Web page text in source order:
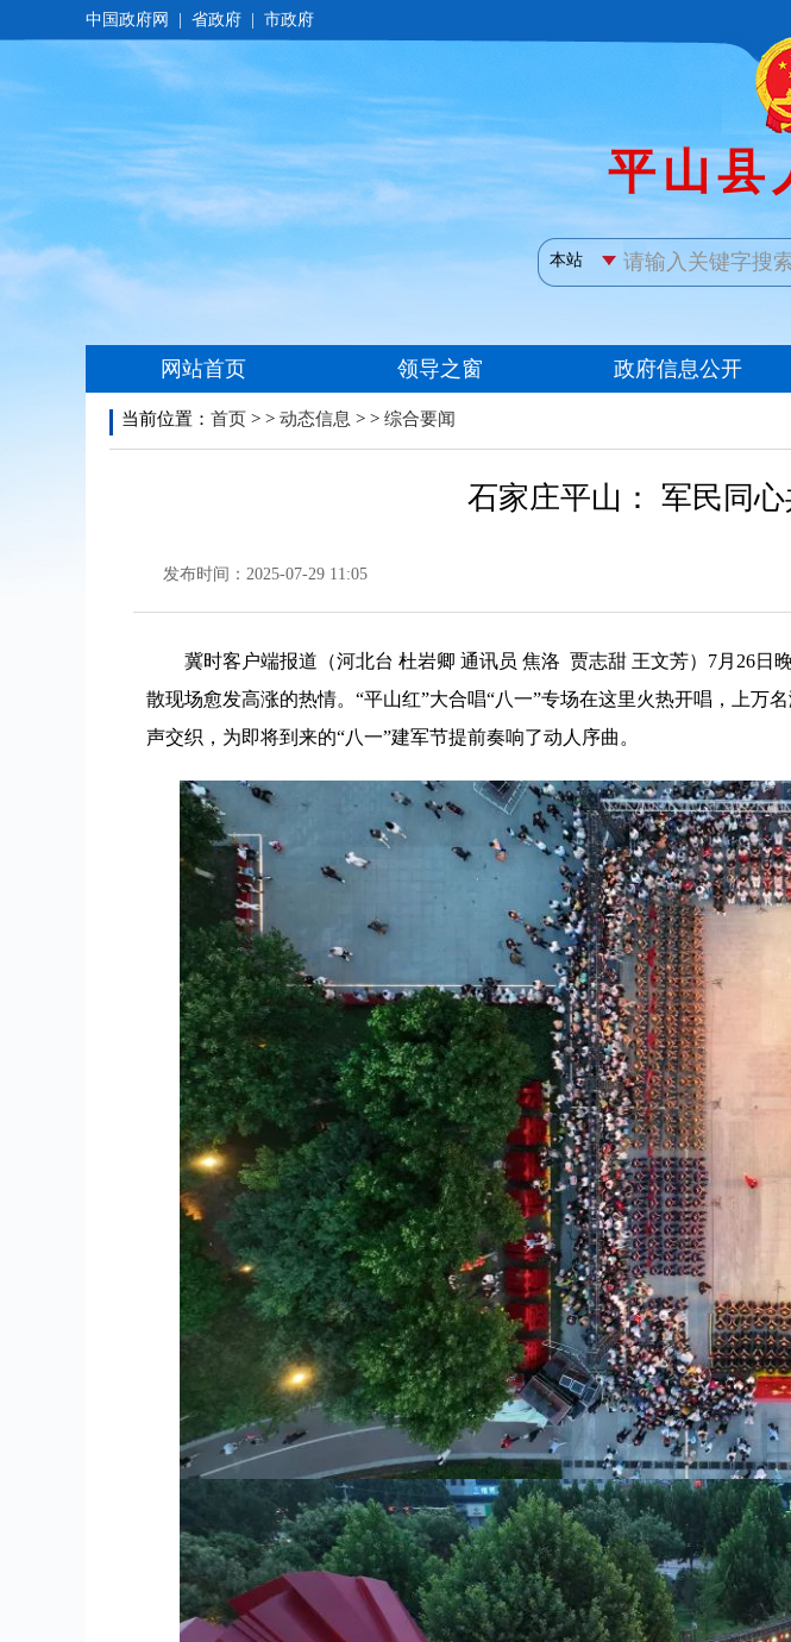
当前位置： 首页 > > 动态信息 > > 综合要闻
石家庄平山： 军民同
发布时间：2025-07-29 11:05
冀时客户端报道（河北台 杜岩卿 通讯员 焦洛 贾志甜 王文芳）7月26日
散现场愈发高涨的热情。“平山红”大合唱“八一”专场在这里火热开唱，上
声交织，为即将到来的“八一”建军节提前奏响了动人序曲。